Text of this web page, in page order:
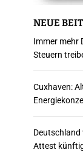
NEUE
Immer mehr
Steuern
Cuxhaven:
Attest